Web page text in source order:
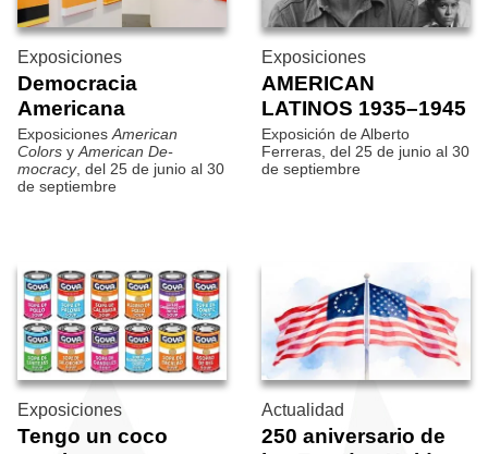
Exposiciones
Democracia
Americana
Exposiciones American
Colors y American De­
mocracy, del 25 de junio al 30
de septiembre
Exposiciones
AMERICAN
LATINOS 1935–1945
Exposición de Alberto
Ferreras, del 25 de junio al 30
de septiembre
Exposiciones
Tengo un coco
Actualidad
250 aniversario de